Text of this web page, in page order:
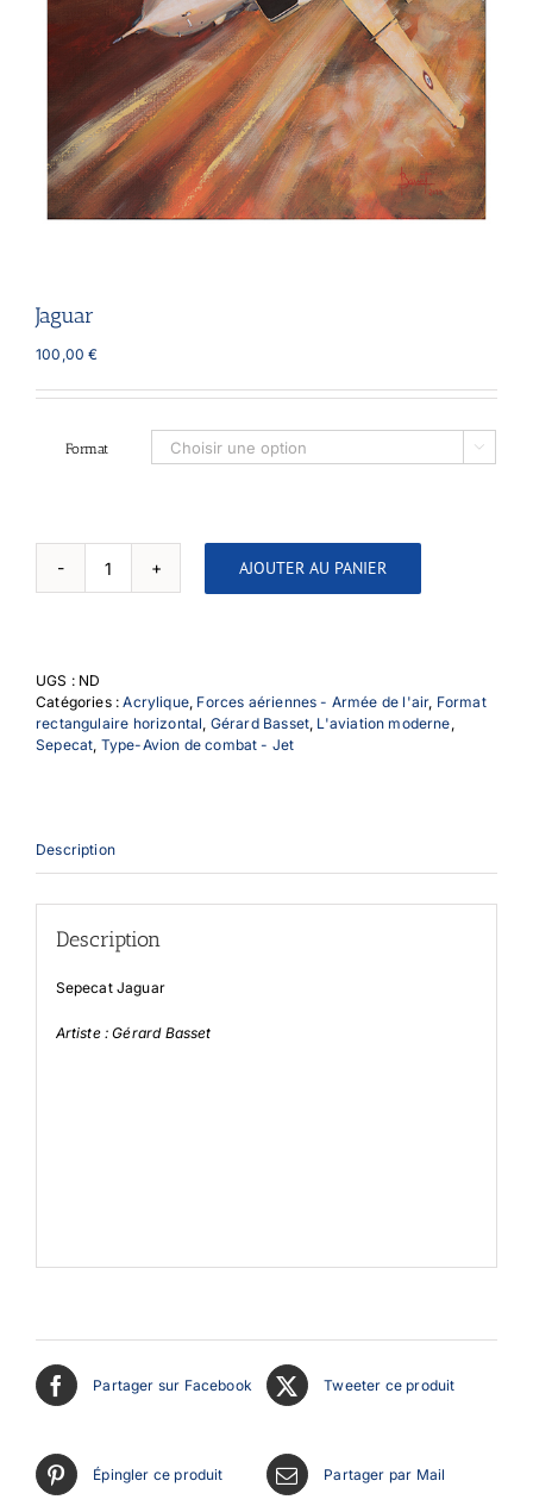
Jaguar
100,00€
Format 
quantité
de
AJOUTER AU PANIER
UGS : ND
Catégories :Acrylique, Forces aériennes - Armée de l'air, Format
rectangulaire horizontal, Gérard Basset, L'aviation moderne,
Sepecat, Type-Avion de combat - Jet
Description
Description
Sepecat Jaguar
Artiste : Gérard Basset
Partager sur Facebook Tweeter ce produit
Épingler ce produit Partager par Mail